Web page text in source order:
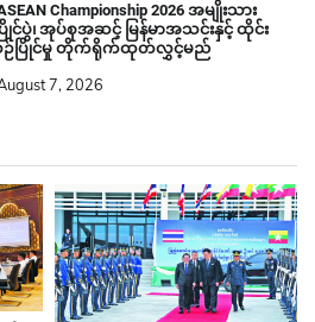
Championship 2026 အမျိုးသား
င်ပွဲ၊ အုပ်စုအဆင့် မြန်မာအသင်းနှင့် ထိုင်း
ပြိုင်မှု တိုက်ရိုက်ထုတ်လွှင့်မည်
7, 2026